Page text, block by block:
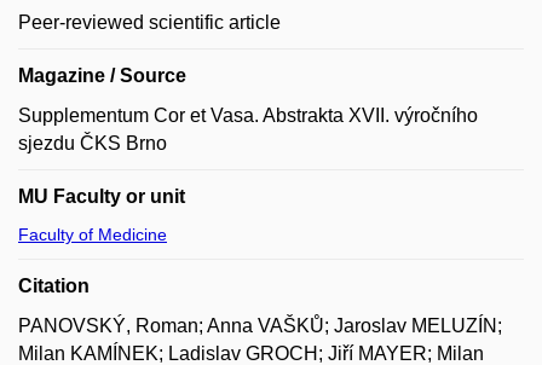
Peer-reviewed scientific article
Magazine / Source
Supplementum Cor et Vasa. Abstrakta XVII. výročního
sjezdu ČKS Brno
MU Faculty or unit
Faculty of Medicine
Citation
PANOVSKÝ, Roman; Anna VAŠKŮ; Jaroslav MELUZÍN;
Milan KAMÍNEK; Ladislav GROCH; Jiří MAYER; Milan